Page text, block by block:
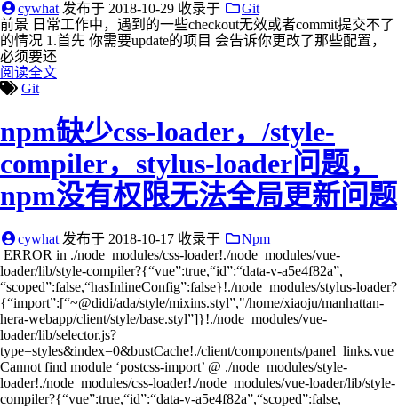
cywhat 发布于 2018-10-29 收录于
Git
前景 日常工作中，遇到的一些checkout无效或者commit提交不了
的情况 1.首先 你需要update的项目 会告诉你更改了那些配置，
必须要还
阅读全文
Git
npm缺少css-loader，/style-
compiler，stylus-loader问题，
npm没有权限无法全局更新问题
cywhat 发布于 2018-10-17 收录于
Npm
​ ERROR in ./node_modules/css-loader!./node_modules/vue-
loader/lib/style-compiler?{“vue”:true,“id”:“data-v-a5e4f82a”,
“scoped”:false,“hasInlineConfig”:false}!./node_modules/stylus-loader?
{“import”:[“~@didi/ada/style/mixins.styl”,"/home/xiaoju/manhattan-
hera-webapp/client/style/base.styl”]}!./node_modules/vue-
loader/lib/selector.js?
type=styles&index=0&bustCache!./client/components/panel_links.vue
Cannot find module ‘postcss-import’ @ ./node_modules/style-
loader!./node_modules/css-loader!./node_modules/vue-loader/lib/style-
compiler?{“vue”:true,“id”:“data-v-a5e4f82a”,“scoped”:false,